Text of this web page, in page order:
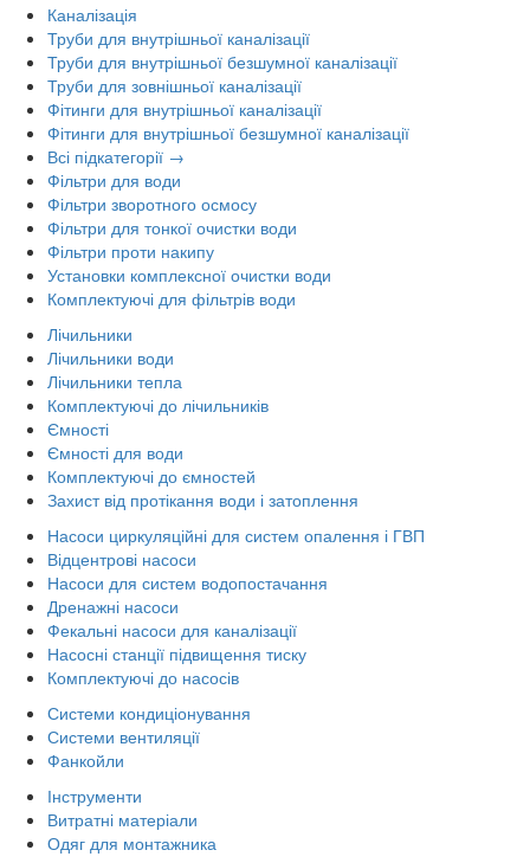
Каналізація
Труби для внутрішньої каналізації
Труби для внутрішньої безшумної каналізації
Труби для зовнішньої каналізації
Фітинги для внутрішньої каналізації
Фітинги для внутрішньої безшумної каналізації
Всі підкатегорії →
Фільтри для води
Фільтри зворотного осмосу
Фільтри для тонкої очистки води
Фільтри проти накипу
Установки комплексної очистки води
Комплектуючі для фільтрів води
Лічильники
Лічильники води
Лічильники тепла
Комплектуючі до лічильників
Ємності
Ємності для води
Комплектуючі до ємностей
Захист від протікання води і затоплення
Насоси циркуляційні для систем опалення і ГВП
Відцентрові насоси
Насоси для систем водопостачання
Дренажні насоси
Фекальні насоси для каналізації
Насосні станції підвищення тиску
Комплектуючі до насосів
Системи кондиціонування
Системи вентиляції
Фанкойли
Інструменти
Витратні матеріали
Одяг для монтажника